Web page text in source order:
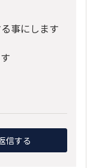
事にします
信する